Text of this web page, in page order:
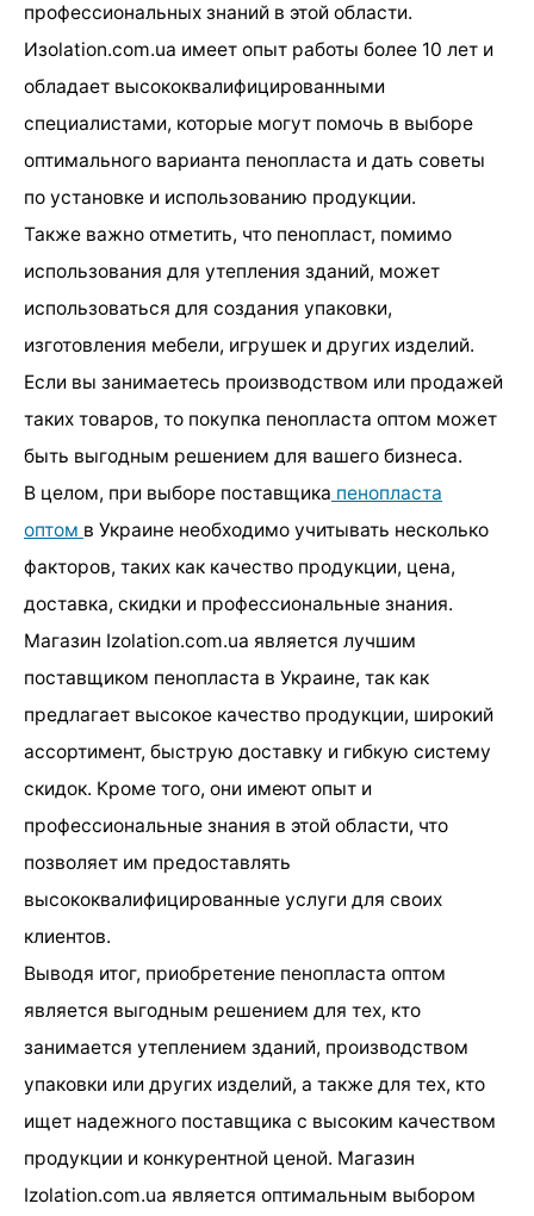
профессиональных знаний в этой области.
Изolation.com.ua имеет опыт работы более 10 лет и
обладает высококвалифицированными
специалистами, которые могут помочь в выборе
оптимального варианта пенопласта и дать советы
по установке и использованию продукции.
Также важно отметить, что пенопласт, помимо
использования для утепления зданий, может
использоваться для создания упаковки,
изготовления мебели, игрушек и других изделий.
Если вы занимаетесь производством или продажей
таких товаров, то покупка пенопласта оптом может
быть выгодным решением для вашего бизнеса.
В целом, при выборе поставщика пенопласта
оптом в Украине необходимо учитывать несколько
факторов, таких как качество продукции, цена,
доставка, скидки и профессиональные знания.
Магазин Izolation.com.ua является лучшим
поставщиком пенопласта в Украине, так как
предлагает высокое качество продукции, широкий
ассортимент, быструю доставку и гибкую систему
скидок. Кроме того, они имеют опыт и
профессиональные знания в этой области, что
позволяет им предоставлять
высококвалифицированные услуги для своих
клиентов.
Выводя итог, приобретение пенопласта оптом
является выгодным решением для тех, кто
занимается утеплением зданий, производством
упаковки или других изделий, а также для тех, кто
ищет надежного поставщика с высоким качеством
продукции и конкурентной ценой. Магазин
Izolation.com.ua является оптимальным выбором